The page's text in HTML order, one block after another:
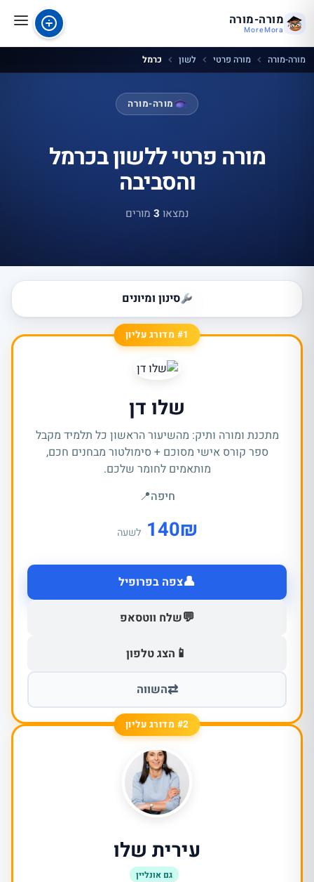
מורה-מורה
MoreMora
מורה-מורה מורה פרטי לשון כרמל
מורה-מורה
מורה פרטי ללשון בכרמל
והסביבה
נמצאו 3 מורים
סינון ומיונים
#1 מדורג עליון
שלו דן
מתכנת ומורה ותיק: מהשיעור הראשון כל תלמיד מקבל
ספר קורס אישי מסוכם + סימולטור מבחנים חכם,
מותאמים לחומר שלכם.
חיפה📍
₪
140 לשעה
👤צפה בפרופיל
💬שלח ווטסאפ
📱 הצג טלפון
⇄השווה
#2 מדורג עליון
עירית שלו
גם אונליין